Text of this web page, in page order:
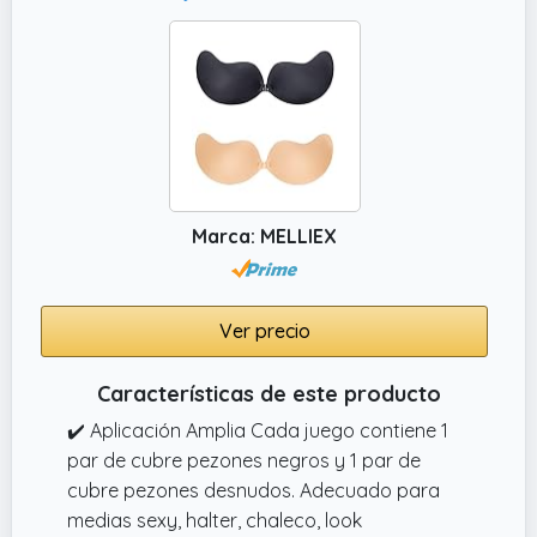
Marca: MELLIEX
Ver precio
Características de este producto
✔️ Aplicación Amplia Cada juego contiene 1
par de cubre pezones negros y 1 par de
cubre pezones desnudos. Adecuado para
medias sexy, halter, chaleco, look